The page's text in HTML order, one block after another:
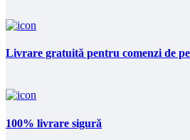
Livrare gratuită pentru comenzi de
100% livrare sigură